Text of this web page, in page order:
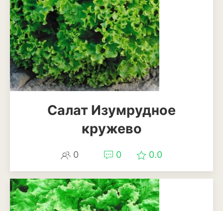
Овсяница
Осока
Пеннисетум или
перистощетинник
Ягоды
Ирга
Салат Изумрудное
кружево
0 0 0.0